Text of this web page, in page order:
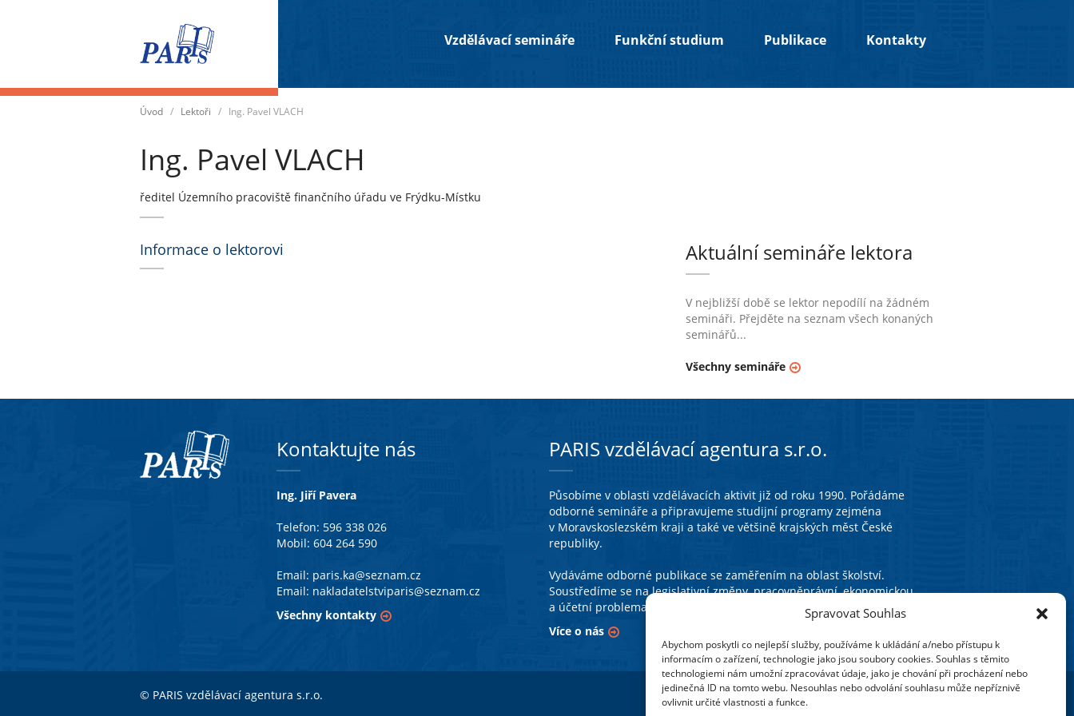
Spravovat Souhlas
Abychom poskytli co nejlepší služby, používáme k ukládání a/nebo přístupu k
informacím o zařízení, technologie jako jsou soubory cookies. Souhlas s těmito
technologiemi nám umožní zpracovávat údaje, jako je chování při procházení nebo
jedinečná ID na tomto webu. Nesouhlas nebo odvolání souhlasu může nepříznivě
ovlivnit určité vlastnosti a funkce.
Vzdělávací semináře Funkční studium Publikace Kontakty
Úvod / Lektoři / Ing. Pavel VLACH
Ing. Pavel VLACH
ředitel Územního pracoviště finančního úřadu ve Frýdku-Místku
Informace o lektorovi Aktuální semináře lektora
V nejbližší době se lektor nepodílí na žádném
semináři. Přejděte na seznam všech konaných
seminářů...
Všechny semináře
Kontaktujte nás
Ing. Jiří Pavera
Telefon: 596 338 026
Mobil: 604 264 590
Email: paris.ka@seznam.cz
Email: nakladatelstviparis@seznam.cz
Všechny kontakty
PARIS vzdělávací agentura s.r.o.
Působíme v oblasti vzdělávacích aktivit již od roku 1990. Pořádáme
odborné semináře a připravujeme studijní programy zejména
v Moravskoslezském kraji a také ve většině krajských měst České
republiky.
Vydáváme odborné publikace se zaměřením na oblast školství.
Soustředíme se na legislativní změny, pracovněprávní, ekonomickou
a účetní problematiku škol a školských zařízení.
Více o nás
© PARIS vzdělávací agentura s.r.o.